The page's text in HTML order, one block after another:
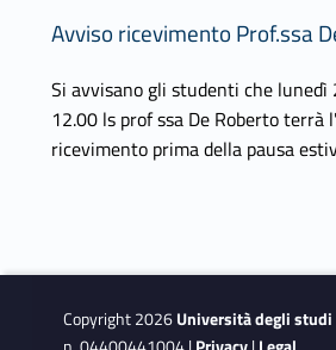
Avviso ricevimento Prof.ssa
Si avvisano gli studenti che lunedì
12.00 ls prof ssa De Roberto terrà
ricevimento prima della pausa
Copyright 2026Università degli studi